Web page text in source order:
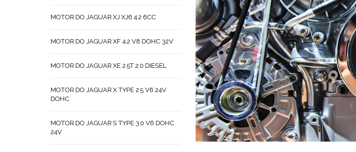
MOTOR DO JAGUAR XJ XJ6 4.2 6CC
MOTOR DO JAGUAR XF 4.2 V8 DOHC 32V
MOTOR DO JAGUAR XE 2.5T 2.0 DIESEL
MOTOR DO JAGUAR X TYPE 2.5 V6 24V
DOHC
MOTOR DO JAGUAR S TYPE 3.0 V6 DOHC
24V